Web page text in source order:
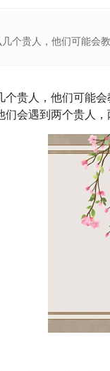
个贵人，他们可能会
贵人，他们可能
会遇到两个贵人